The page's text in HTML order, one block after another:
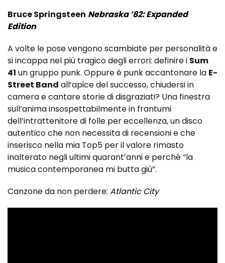
Bruce Springsteen Nebraska ’82: Expanded
Edition
A volte le pose vengono scambiate per personalità e
si incappa nel più tragico degli errori: definire i Sum
41 un gruppo punk. Oppure è punk accantonare la E-
Street Band all’apice del successo, chiudersi in
camera e cantare storie di disgraziati? Una finestra
sull’anima insospettabilmente in frantumi
dell’intrattenitore di folle per eccellenza, un disco
autentico che non necessita di recensioni e che
inserisco nella mia Top5 per il valore rimasto
inalterato negli ultimi quarant’anni e perché “la
musica contemporanea mi butta giù”.
Canzone da non perdere: Atlantic City